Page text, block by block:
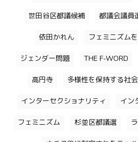
世田谷区都議候補 都議会議員
依田かれん フェミニズム
ジェンダー問題 THE F-WORD
高円寺 多様性を保持する社会
インターセクショナリティ イン
フェミニズム 杉並区都議選